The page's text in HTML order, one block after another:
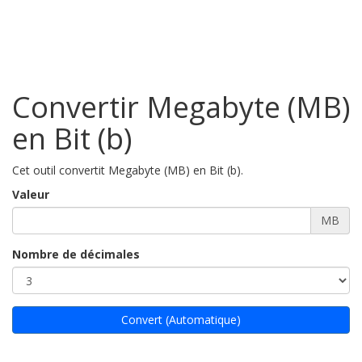
Convertir Megabyte (MB)
en Bit (b)
Cet outil convertit Megabyte (MB) en Bit (b).
Valeur
MB
Nombre de décimales
Convert (Automatique)